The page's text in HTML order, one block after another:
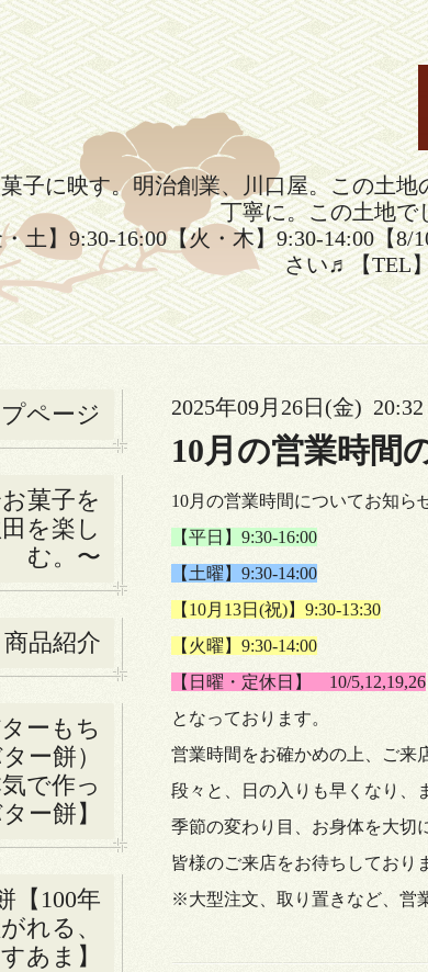
子に映す。明治創業、川口屋。この土
丁寧に。この土地で
土】9:30-16:00【火・木】9:30-14:00【
さい♬【TEL
プページ
菓子を
を楽し
む。〜
商品紹介
ーもち
ー餅）
で作っ
ー餅】
【100年
れる、
あま】
2025年09月26日(金) 20:32
10月の営業時間
10月の営業時間についてお知ら
【平日】9:30-16:00
【土曜】9:30-14:00
【10月13日(祝)】9:30-13:30
【火曜 】9:30-14:00
【日曜・定休日】 10/5,12,19,26
となっております。
営業時間をお確かめの上、ご来
段々と、日の入りも早くなり、
季節の変わり目、お身体を大切
皆様のご来店をお待ちしており
※大型注文、取り置きなど、営